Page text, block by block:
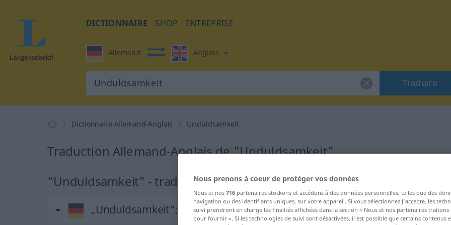
DICTIONNAIRE SHOP ENTREPRISE
Allemand Anglais
Traduire
Dictionnaire Allemand-Anglais Unduldsamkeit
Traduction Allemand-Anglais de "Unduldsamkeit"
"Unduldsamkeit" - traduction Anglais
„Unduldsamkeit“: Femininum
Nous prenons à coeur de protéger vos données
Nous et nos 716 partenaires stockons et accédons à des données personnelles, telles que des
navigation ou des identifiants uniques, sur votre appareil. Si vous sélectionnez J'accepte, les
suivi prendront en charge les finalités affichées dans la section « Nous et nos partenaires traitons
pour fournir ». Si les technologies de suivi sont désactivées, il est possible que certains contenus